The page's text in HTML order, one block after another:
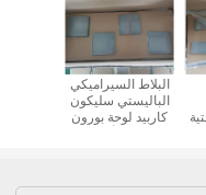
البلاط السيراميكي
الباليستي سليكون
كاربيد لوحة بورون